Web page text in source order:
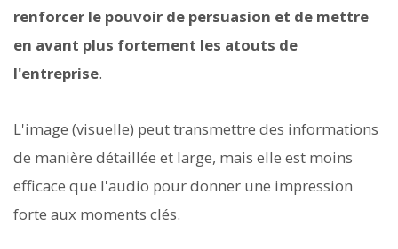
renforcer le pouvoir de persuasion et de mettre
en avant plus fortement les atouts de
l'entreprise.
L'image (visuelle) peut transmettre des informations
de manière détaillée et large, mais elle est moins
efficace que l'audio pour donner une impression
forte aux moments clés.